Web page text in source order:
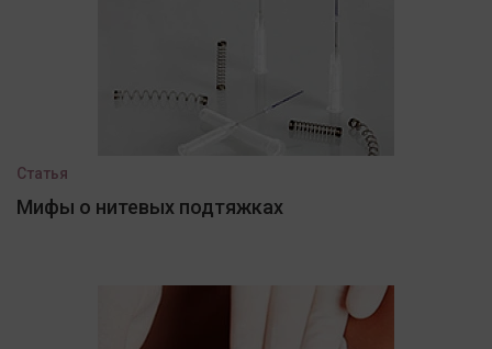
Статья
Мифы о нитевых подтяжках